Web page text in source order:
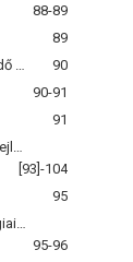
88-89
89
90
90-91
91
[93]-104
95
95-96